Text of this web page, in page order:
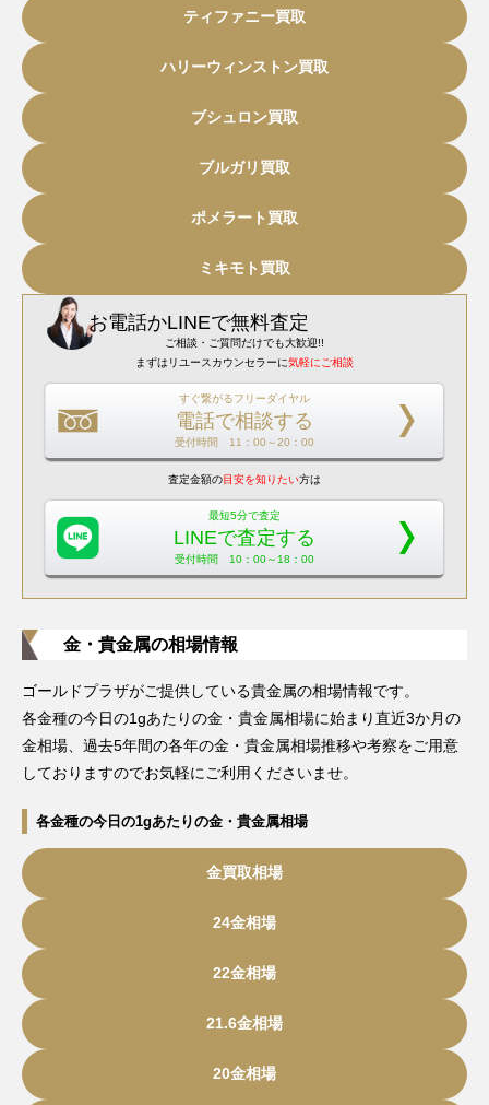
ティファニー買取
ハリーウィンストン買取
ブシュロン買取
ブルガリ買取
ポメラート買取
ミキモト買取
お電話かLINEで無料査定
ご相談・ご質問だけでも大歓迎!!
まずはリユースカウンセラーに気軽にご相談
すぐ繋がるフリーダイヤル
電話で相談する
受付時間 11：00～20：00
査定金額の目安を知りたい方は
最短5分で査定
LINEで査定する
受付時間 10：00～18：00
金・貴金属の相場情報
ゴールドプラザがご提供している貴金属の相場情報です。
各金種の今日の1gあたりの金・貴金属相場に始まり直近3か月の
金相場、過去5年間の各年の金・貴金属相場推移や考察をご用意
しておりますのでお気軽にご利用くださいませ。
各金種の今日の1gあたりの金・貴金属相場
金買取相場
24金相場
22金相場
21.6金相場
20金相場